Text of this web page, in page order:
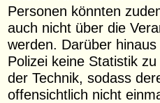
Personen könnten
auch nicht über die
werden. Darüber
Polizei keine Statistik
der Technik, sodass
offensichtlich nicht